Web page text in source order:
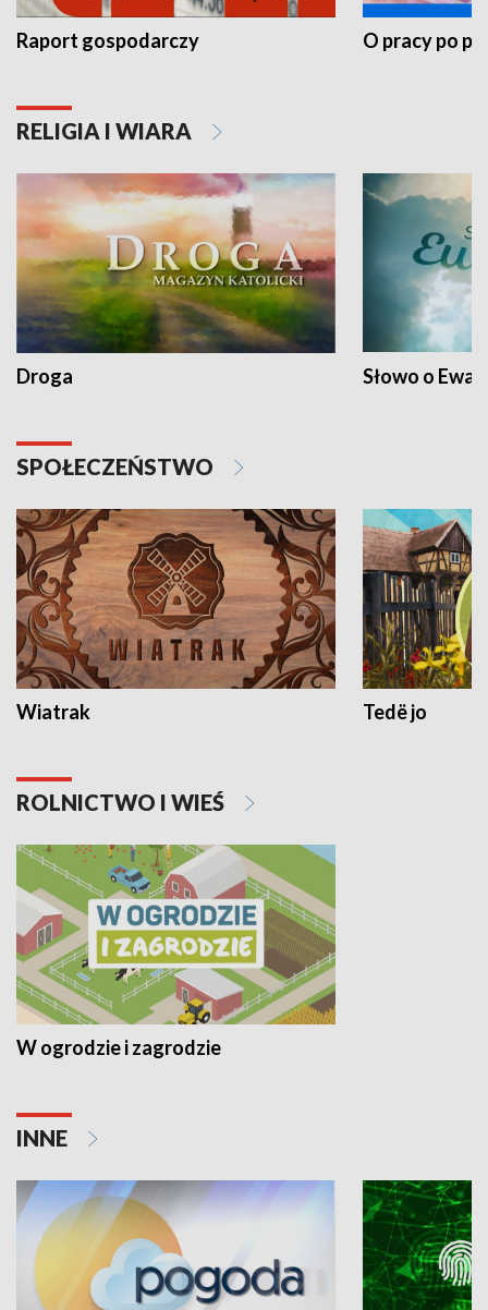
Raport gospodarczy O pracy po
RELIGIA I WIARA
Droga Słowo o
SPOŁECZEŃSTWO
Wiatrak Tedë jo
ROLNICTWO I WIEŚ
W ogrodzie i zagrodzie
INNE